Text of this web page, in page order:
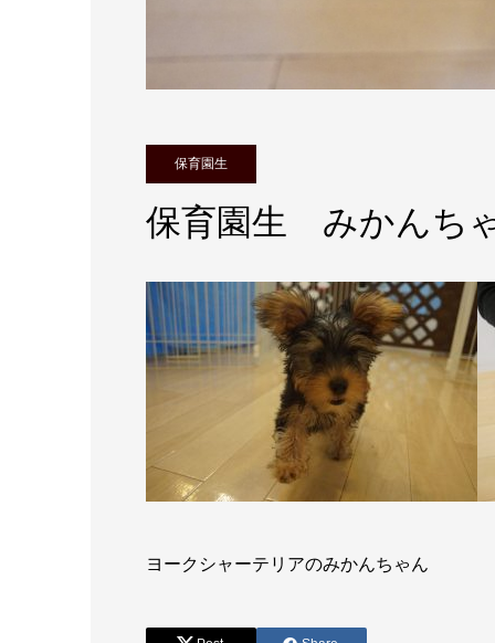
保育園生
保育園生 みかんち
ヨークシャーテリアのみかんちゃん